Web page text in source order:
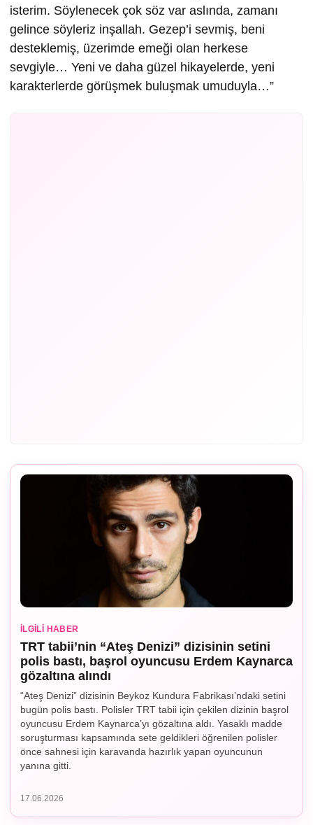
isterim. Söylenecek çok söz var aslında, zamanı
gelince söyleriz inşallah. Gezep’i sevmiş, beni
desteklemiş, üzerimde emeği olan herkese
sevgiyle… Yeni ve daha güzel hikayelerde, yeni
karakterlerde görüşmek buluşmak umuduyla…”
İLGILI HABER
TRT tabii’nin “Ateş Denizi” dizisinin setini
polis bastı, başrol oyuncusu Erdem Kaynarca
gözaltına alındı
“Ateş Denizi” dizisinin Beykoz Kundura Fabrikası’ndaki setini
bugün polis bastı. Polisler TRT tabii için çekilen dizinin başrol
oyuncusu Erdem Kaynarca’yı gözaltına aldı. Yasaklı madde
soruşturması kapsamında sete geldikleri öğrenilen polisler
önce sahnesi için karavanda hazırlık yapan oyuncunun
yanına gitti.
17.06.2026